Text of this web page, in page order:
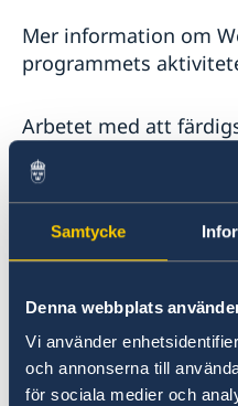
Samtycke
Denna webbplats
Vi använder
och annonserna till
för sociala medier och
Mer information om
programmets
Arbetet med att
Sveriges nya
november 2024.
Välkommen att följa
medier.
Facebook
LinkedIn
X